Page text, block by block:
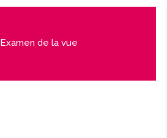
Examen de la vue